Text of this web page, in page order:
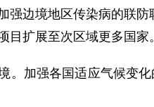
边境地区传染病的联防
目扩展至次区域更多国家。
加强各国适应气候变化